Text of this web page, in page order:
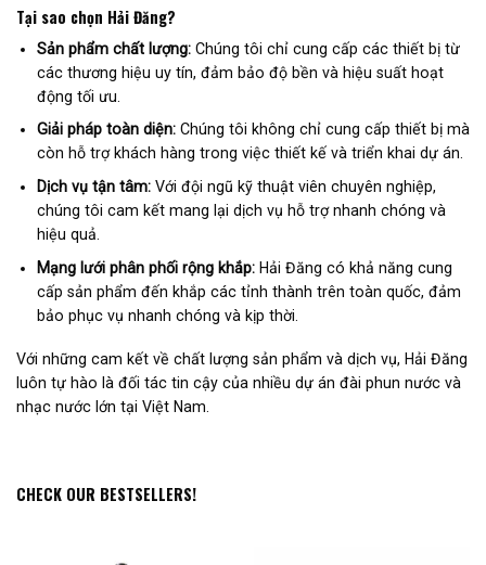
Tại sao chọn Hải Đăng?
Sản phẩm chất lượng:Chúng tôi chỉ cung cấp các thiết bị từ
các thương hiệu uy tín, đảm bảo độ bền và hiệu suất hoạt
động tối ưu.
Giải pháp toàn diện:Chúng tôi không chỉ cung cấp thiết bị mà
còn hỗ trợ khách hàng trong việc thiết kế và triển khai dự án.
Dịch vụ tận tâm:Với đội ngũ kỹ thuật viên chuyên nghiệp,
chúng tôi cam kết mang lại dịch vụ hỗ trợ nhanh chóng và
hiệu quả.
Mạng lưới phân phối rộng khắp:Hải Đăng có khả năng cung
cấp sản phẩm đến khắp các tỉnh thành trên toàn quốc, đảm
bảo phục vụ nhanh chóng và kịp thời.
Với những cam kết về chất lượng sản phẩm và dịch vụ, Hải Đăng
luôn tự hào là đối tác tin cậy của nhiều dự án đài phun nước và
nhạc nước lớn tại Việt Nam.
CHECK OUR BESTSELLERS!